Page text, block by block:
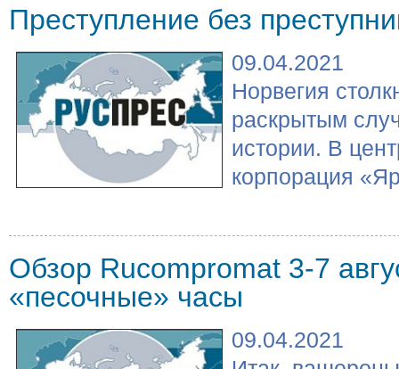
Преступление без
09.04.2021
Норвегия
раскрытым
истории. В
корпорация
Обзор Rucompromat 3-7
«песочные» часы
09.04.2021